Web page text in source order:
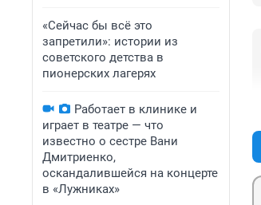
«Сейчас бы всё это
запретили»: истории из
советского детства в
пионерских лагерях
Работает в клинике и
играет в театре — что
известно о сестре Вани
Дмитриенко,
оскандалившейся на концерте
в «Лужниках»